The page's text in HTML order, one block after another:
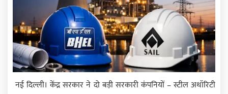
नई दिल्ली। केंद्र सरकार ने दो बड़ी सरकारी कंपनियों – स्टील अथॉरिटी